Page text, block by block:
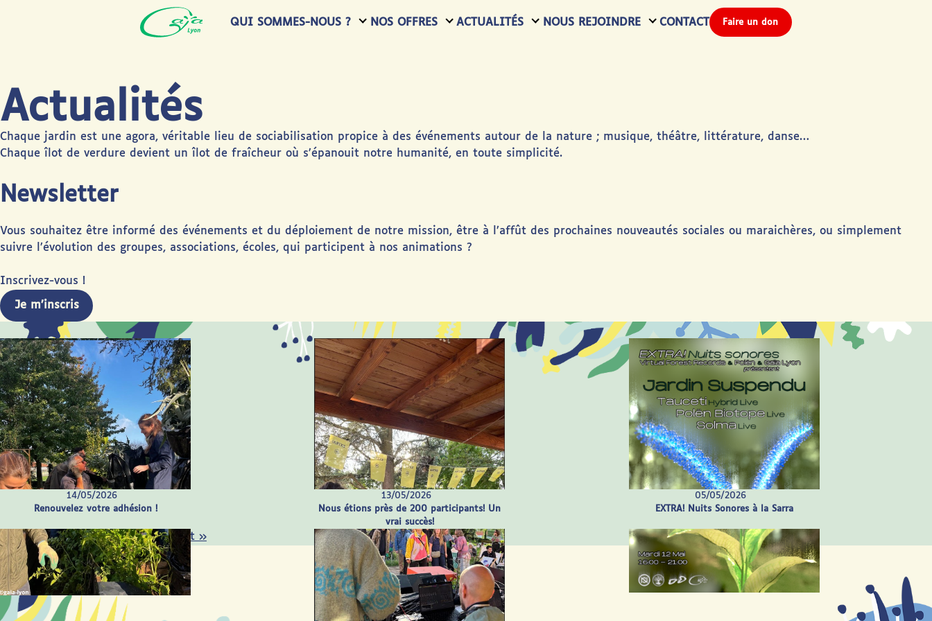
QUI SOMMES-NOUS ? NOS OFFRES ACTUALITÉS NOUS REJOINDRE CONTACT Faire un don
Actualités
Chaque jardin est une agora, véritable lieu de sociabilisation propice à des événements autour de la nature ; musique, théâtre, littérature, danse…
Chaque îlot de verdure devient un îlot de fraîcheur où s’épanouit notre humanité, en toute simplicité.
Newsletter
Vous souhaitez être informé des événements et du déploiement de notre mission, être à l’affût des prochaines nouveautés sociales ou maraichères, ou simplement
suivre l’évolution des groupes, associations, écoles, qui participent à nos animations ?
Inscrivez-vous !
Je m’inscris
14/05/2026
Renouvelez votre adhésion !
13/05/2026
Nous étions près de 200 participants! Un
vrai succès!
05/05/2026
EXTRA! Nuits Sonores à la Sarra
« Précédent 1 2 3 4 5 … 21 Suivant »